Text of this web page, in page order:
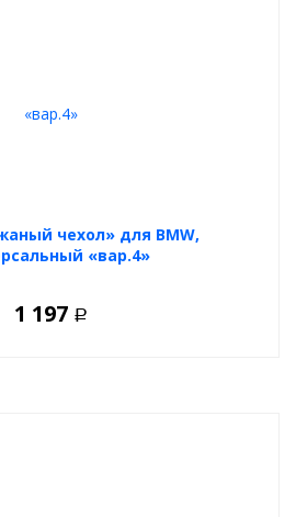
чехол» для BMW,
«вар.4»
1 197 Р